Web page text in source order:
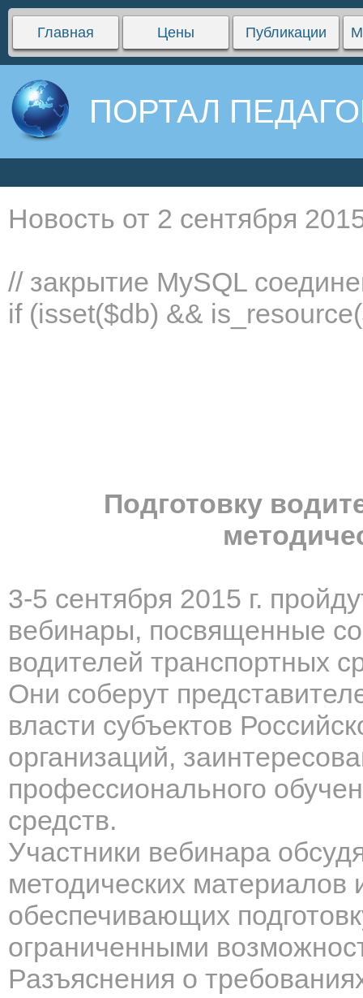
Главная Цены Публикации
ПОРТАЛ
Новость от 2 сентября
// закрытие MySQL
if (isset($db) &&
Подготовку
3-5 сентября 2015 г.
вебинары, посвященные
водителей транспортных
Они соберут
власти субъектов
организаций,
профессионального
средств.
Участники вебинара
методических материалов
обеспечивающих
ограниченными
Разъяснения о